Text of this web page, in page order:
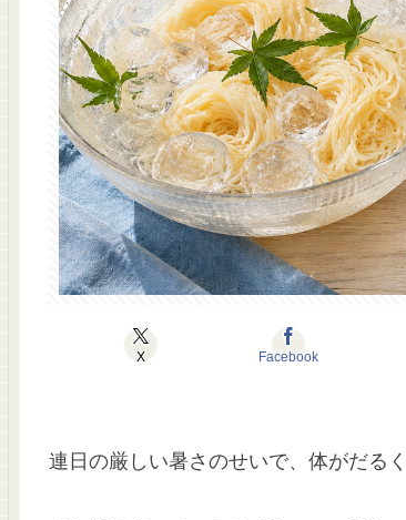
X Facebook
連日の厳しい暑さのせいで、体がだる